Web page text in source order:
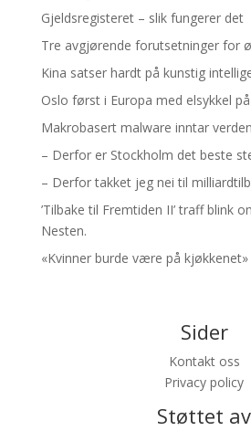
Gjeldsregisteret – slik fungerer det
Tre avgjørende forutsetninger for
Kina satser hardt på kunstig
Oslo først i Europa med elsykkel
Makrobasert malware inntar verden
– Derfor er Stockholm det beste
– Derfor takket jeg nei til
’Tilbake til Fremtiden II’ traff blink
Nesten.
«Kvinner burde være på kjøkkenet»
Sider
Kontakt oss
Privacy policy
Støttet av